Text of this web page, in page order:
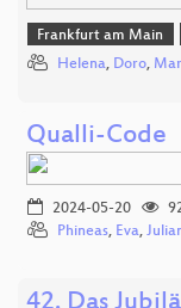
Frankfurt am Main
Helena, Doro,
Qualli-Code
2024-05-20
Phineas, Eva,